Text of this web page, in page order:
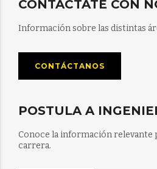
CONTÁCTATE CON
Información sobre las distintas
CONTÁCTANOS
POSTULA A
Conoce la información relevante
carrera.